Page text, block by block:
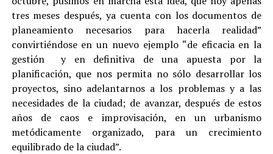
tres meses después, ya cuenta con los documentos de
planeamiento necesarios para hacerla realidad”
convirtiéndose en un nuevo ejemplo “de eficacia en la
gestión y en definitiva de una apuesta por la
planificación, que nos permita no sólo desarrollar los
proyectos, sino adelantarnos a los problemas y a las
necesidades de la ciudad; de avanzar, después de estos
años de caos e improvisación, en un urbanismo
metódicamente organizado, para un crecimiento
equilibrado de la ciudad”.